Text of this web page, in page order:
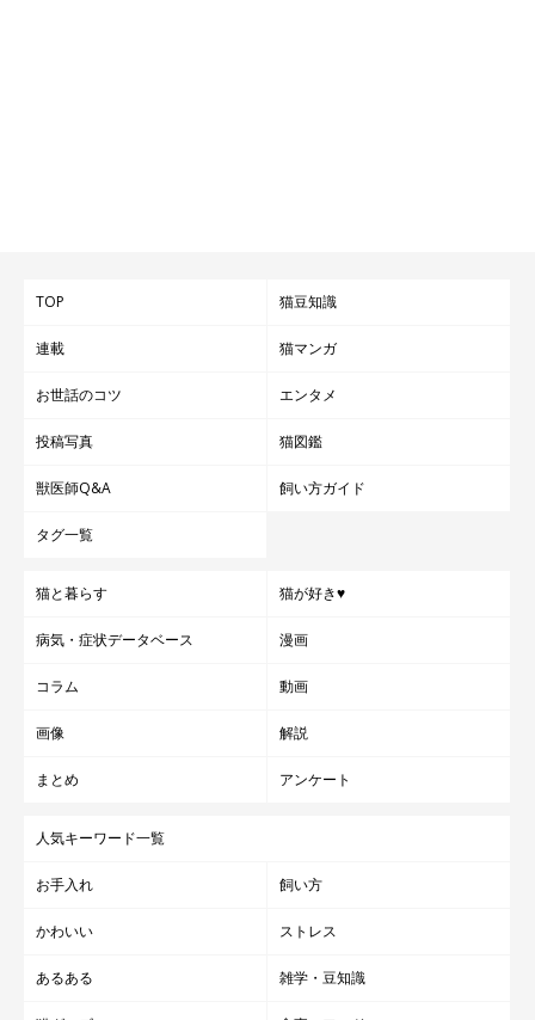
TOP 猫豆知識
連載 猫マンガ
お世話のコツ エンタメ
投稿写真 猫図鑑
獣医師Q&A 飼い方ガイド
タグ一覧
猫と暮らす 猫が好き♥
病気・症状データベース 漫画
コラム 動画
画像 解説
まとめ アンケート
人気キーワード一覧
お手入れ 飼い方
かわいい ストレス
あるある 雑学・豆知識